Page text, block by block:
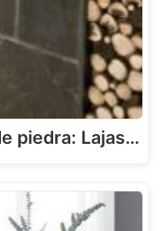
piedra: Lajas…